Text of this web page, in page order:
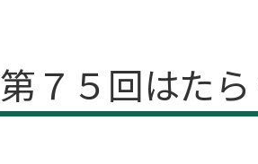
第７５回はた